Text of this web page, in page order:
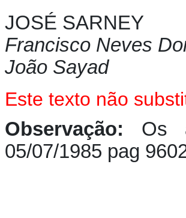
JOSÉ SARNEY
Francisco Neves
João Sayad
Este texto não
Observação: Os
05/07/1985 pag